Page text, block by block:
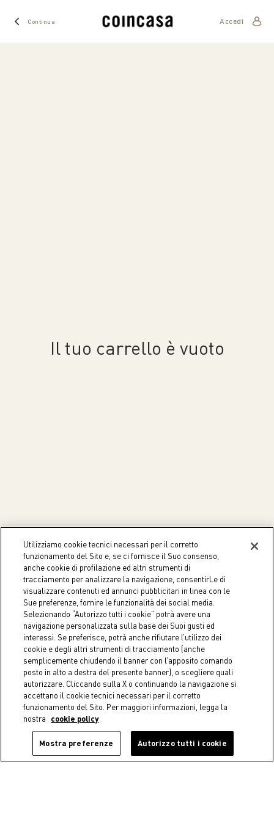
Continua Accedi
Il tuo carrello è vuoto
Recesso facile e gratuito
Recesso con corriere e in negozio sempre
gratuito.
Pagamenti sicuri
Utilizziamo cookie tecnici necessari per il corretto
funzionamento del Sito e, se ci fornisce il Suo consenso,
anche cookie di profilazione ed altri strumenti di
tracciamento per analizzare la navigazione, consentirLe di
visualizzare contenuti ed annunci pubblicitari in linea con le
Sue preferenze, fornire le funzionalità dei social media.
Selezionando “Autorizzo tutti i cookie” potrà avere una
navigazione personalizzata sulla base dei Suoi gusti ed
interessi. Se preferisce, potrà anche rifiutare l’utilizzo dei
cookie e degli altri strumenti di tracciamento (anche
semplicemente chiudendo il banner con l’apposito comando
posto in alto a destra del presente banner), o scegliere quali
autorizzare. Cliccando sulla X o continuando la navigazione si
accettano il cookie tecnici necessari per il corretto
funzionamento del Sito. Per maggiori informazioni, legga la
nostra
cookie policy
Mostra preferenze Autorizzo tutti i cookie